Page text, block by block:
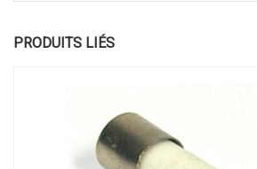
PRODUITS LIÉS